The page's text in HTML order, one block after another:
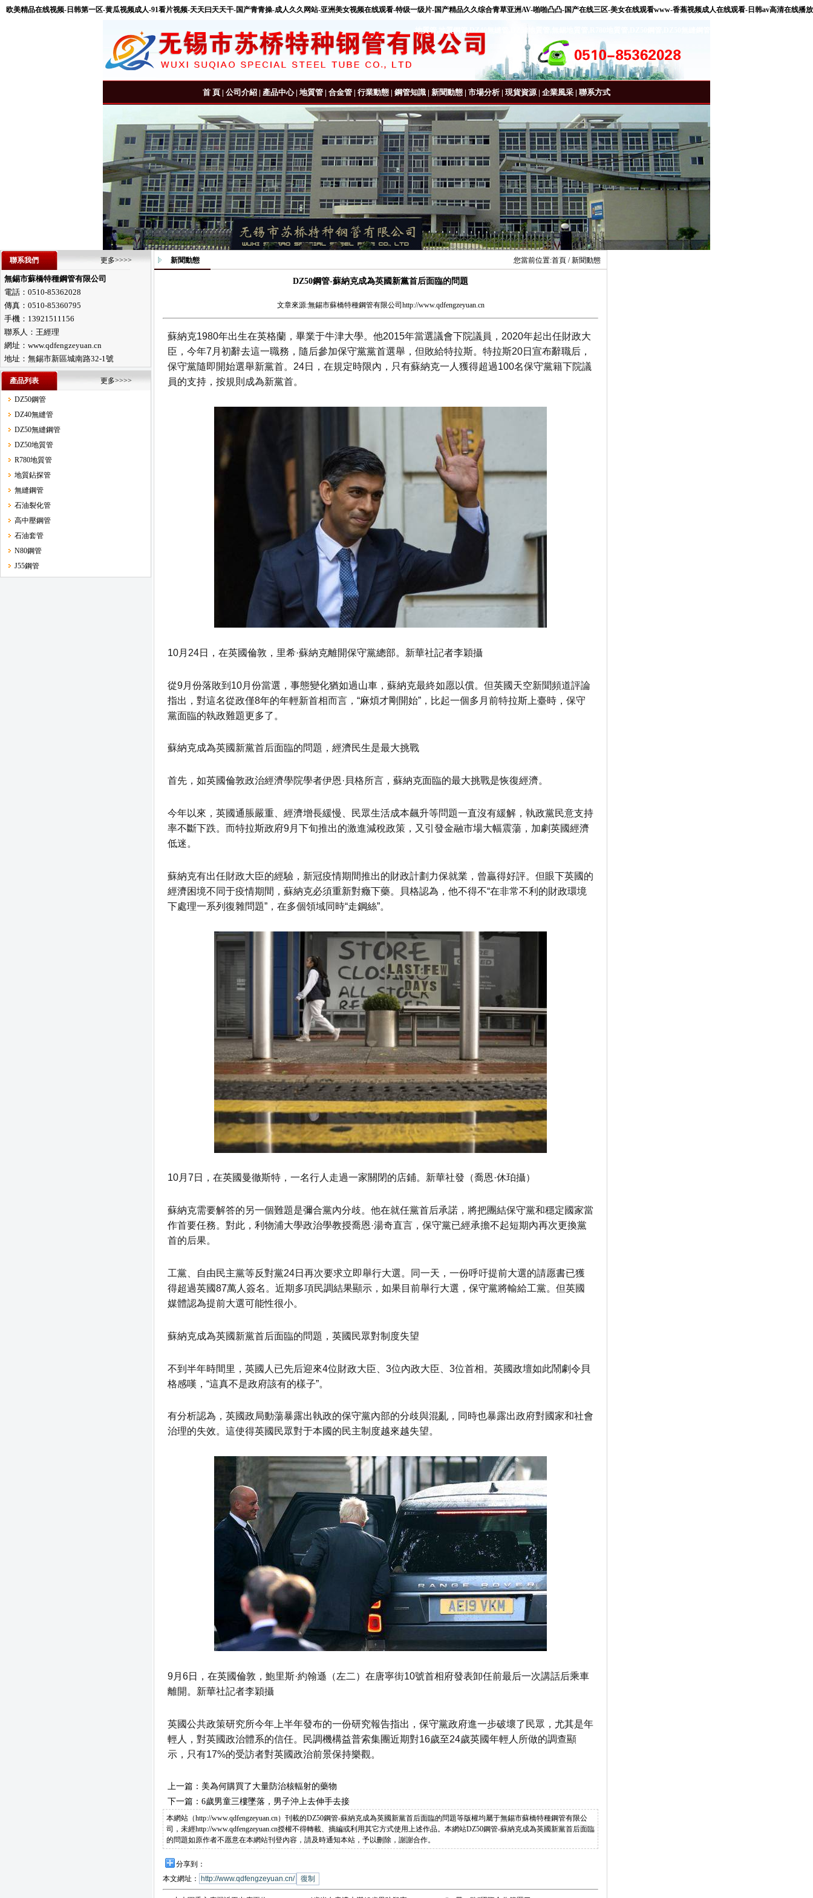
欧美精品在线视频-日韩第一区-黄瓜视频成人-91看片视频-天天曰天天干-国产青青操-成人久久网站-亚洲美女视频在线观看-特级一级片-国产精品久久综合青草亚洲AV-啪啪凸凸-国产在线三区-美女在线观看www-香蕉视频成人在线观看-日韩av高清在线播放
地質管 地質鋼管
首 頁 | 公司介紹 | 產品中心| 地質管 | 合金管 | 行業動態 | 鋼管知識 | 新聞動態 | 市場分析 | 現貨資源| 企業風采 | 聯系方式
聯系我們 更多>>>>
無錫市蘇橋特種鋼管有限公司
電話：0510-85362028
傳真：0510-85360795
手機：13921511156
聯系人：王經理
網址：www.qdfengzeyuan.cn
地址：無錫市新區城南路32-1號
產品列表 更多>>>>
DZ50鋼管
DZ40無縫管
DZ50無縫鋼管
DZ50地質管
R780地質管
地質鉆探管
無縫鋼管
石油裂化管
高中壓鋼管
石油套管
N80鋼管
J55鋼管
新聞動態 您當前位置:首頁 / 新聞動態
DZ50鋼管-蘇納克成為英國新黨首后面臨的問題
文章來源:無錫市蘇橋特種鋼管有限公司 http://www.qdfengzeyuan.cn
蘇納克1980年出生在英格蘭，畢業于牛津大學。他2015年當選議會下院議員，2020年起出任財政大
臣，今年7月初辭去這一職務，隨后參加保守黨黨首選舉，但敗給特拉斯。特拉斯20日宣布辭職后，
保守黨隨即開始選舉新黨首。24日，在規定時限內，只有蘇納克一人獲得超過100名保守黨籍下院議
員的支持，按規則成為新黨首。
10月24日，在英國倫敦，里希·蘇納克離開保守黨總部。新華社記者李穎攝
從9月份落敗到10月份當選，事態變化猶如過山車，蘇納克最終如愿以償。但英國天空新聞頻道評論
指出，對這名從政僅8年的年輕新首相而言，“麻煩才剛開始”，比起一個多月前特拉斯上臺時，保守
黨面臨的執政難題更多了。
蘇納克成為英國新黨首后面臨的問題，經濟民生是最大挑戰
首先，如英國倫敦政治經濟學院學者伊恩·貝格所言，蘇納克面臨的最大挑戰是恢復經濟。
今年以來，英國通脹嚴重、經濟增長緩慢、民眾生活成本飆升等問題一直沒有緩解，執政黨民意支持
率不斷下跌。而特拉斯政府9月下旬推出的激進減稅政策，又引發金融市場大幅震蕩，加劇英國經濟
低迷。
蘇納克有出任財政大臣的經驗，新冠疫情期間推出的財政計劃力保就業，曾贏得好評。但眼下英國的
經濟困境不同于疫情期間，蘇納克必須重新對癥下藥。貝格認為，他不得不“在非常不利的財政環境
下處理一系列復雜問題”，在多個領域同時“走鋼絲”。
10月7日，在英國曼徹斯特，一名行人走過一家關閉的店鋪。新華社發（喬恩·休珀攝）
蘇納克需要解答的另一個難題是彌合黨內分歧。他在就任黨首后承諾，將把團結保守黨和穩定國家當
作首要任務。對此，利物浦大學政治學教授喬恩·湯奇直言，保守黨已經承擔不起短期內再次更換黨
首的后果。
工黨、自由民主黨等反對黨24日再次要求立即舉行大選。同一天，一份呼吁提前大選的請愿書已獲
得超過英國87萬人簽名。近期多項民調結果顯示，如果目前舉行大選，保守黨將輸給工黨。但英國
媒體認為提前大選可能性很小。
蘇納克成為英國新黨首后面臨的問題，英國民眾對制度失望
不到半年時間里，英國人已先后迎來4位財政大臣、3位內政大臣、3位首相。英國政壇如此鬧劇令貝
格感嘆，“這真不是政府該有的樣子”。
有分析認為，英國政局動蕩暴露出執政的保守黨內部的分歧與混亂，同時也暴露出政府對國家和社會
治理的失效。這使得英國民眾對于本國的民主制度越來越失望。
9月6日，在英國倫敦，鮑里斯·約翰遜（左二）在唐寧街10號首相府發表卸任前最后一次講話后乘車
離開。新華社記者李穎攝
英國公共政策研究所今年上半年發布的一份研究報告指出，保守黨政府進一步破壞了民眾，尤其是年
輕人，對英國政治體系的信任。民調機構益普索集團近期對16歲至24歲英國年輕人所做的調查顯
示，只有17%的受訪者對英國政治前景保持樂觀。
上一篇： 美為何購買了大量防治核輻射的藥物
下一篇： 6歲男童三樓墜落，男子沖上去伸手去接
本網站（http://www.qdfengzeyuan.cn）刊載的DZ50鋼管-蘇納克成為英國新黨首后面臨的問題等版權均屬于無錫市蘇橋特種鋼管有限公
司，未經http://www.qdfengzeyuan.cn授權不得轉載、摘編或利用其它方式使用上述作品。本網站DZ50鋼管-蘇納克成為英國新黨首后面臨
的問題如原作者不愿意在本網站刊登內容，請及時通知本站，予以刪除，謝謝合作。
分享到：
本文網址：